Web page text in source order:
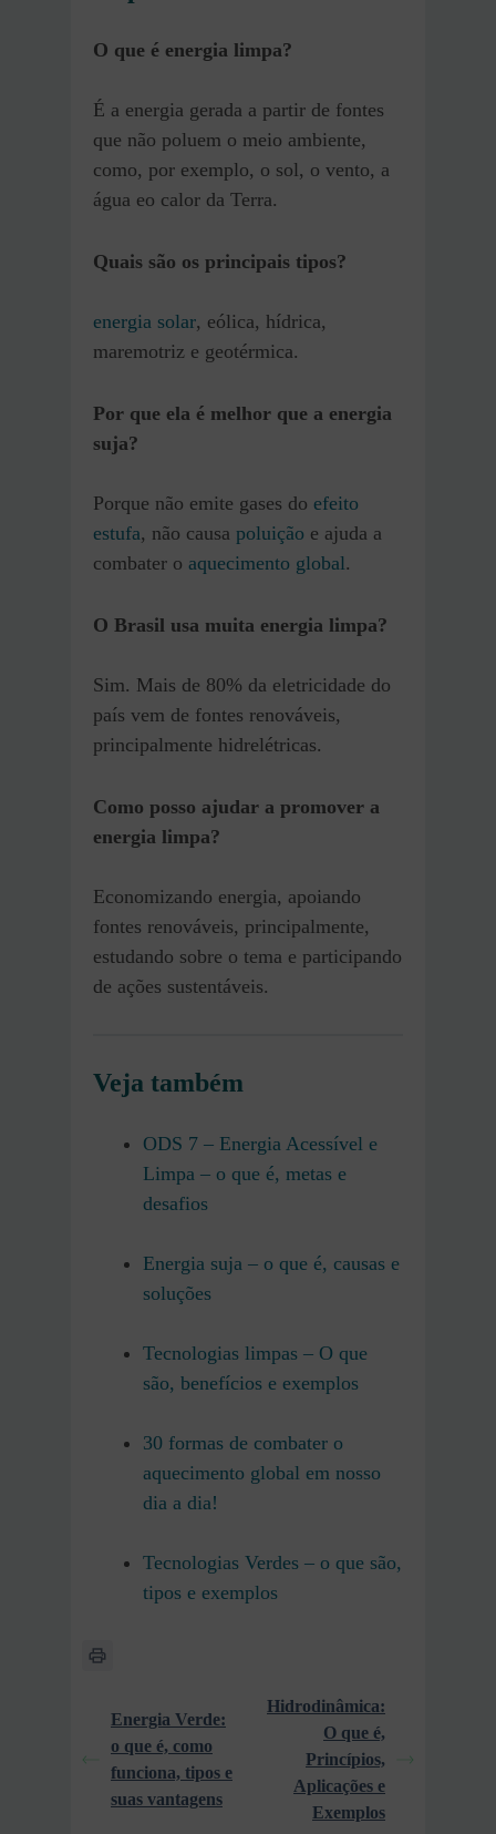
O que é energia limpa?
É a energia gerada a partir de fontes
que não poluem o meio ambiente,
como, por exemplo, o sol, o vento, a
água eo calor da Terra.
Quais são os principais tipos?
energia solar, eólica, hídrica,
maremotriz e geotérmica.
Por que ela é melhor que a energia
suja?
Porque não emite gases do efeito
estufa, não causa poluição e ajuda a
combater o aquecimento global.
O Brasil usa muita energia limpa?
Sim. Mais de 80% da eletricidade do
país vem de fontes renováveis,
principalmente hidrelétricas.
Como posso ajudar a promover a
energia limpa?
Economizando energia, apoiando
fontes renováveis, principalmente,
estudando sobre o tema e participando
de ações sustentáveis.
Veja também
ODS 7 – Energia Acessível e
Limpa – o que é, metas e
desafios
Energia suja – o que é, causas e
soluções
Tecnologias limpas – O que
são, benefícios e exemplos
30 formas de combater o
aquecimento global em nosso
dia a dia!
Tecnologias Verdes – o que são,
tipos e exemplos
Energia Verde:
o que é, como
funciona, tipos e
suas vantagens
Hidrodinâmica:
O que é,
Princípios,
Aplicações e
Exemplos